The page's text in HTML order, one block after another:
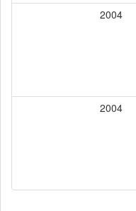
2004
2004